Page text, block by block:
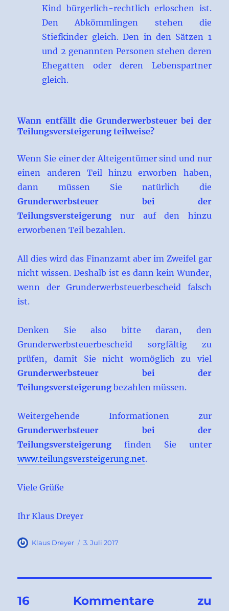
Kind bürgerlich-rechtlich erloschen ist.
Den Abkömmlingen stehen die
Stiefkinder gleich. Den in den Sätzen 1
und 2 genannten Personen stehen deren
Ehegatten oder deren Lebenspartner
gleich.
Wann entfällt die Grunderwerbsteuer bei der
Teilungsversteigerung teilweise?
Wenn Sie einer der Alteigentümer sind und nur
einen anderen Teil hinzu erworben haben,
dann müssen Sie natürlich die
Grunderwerbsteuer bei der
Teilungsversteigerung nur auf den hinzu
erworbenen Teil bezahlen.
All dies wird das Finanzamt aber im Zweifel gar
nicht wissen. Deshalb ist es dann kein Wunder,
wenn der Grunderwerbsteuerbescheid falsch
ist.
Denken Sie also bitte daran, den
Grunderwerbsteuerbescheid sorgfältig zu
prüfen, damit Sie nicht womöglich zu viel
Grunderwerbsteuer bei der
Teilungsversteigerung bezahlen müssen.
Weitergehende Informationen zur
Grunderwerbsteuer bei der
Teilungsversteigerung finden Sie unter
www.teilungsversteigerung.net.
Viele Grüße
Ihr Klaus Dreyer
Autor
Klaus Dreyer
Veröffentlicht
3. Juli 2017
16 Kommentare zu